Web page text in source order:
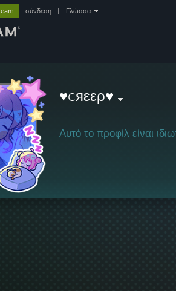
σύνδεση Γλώσσα
♥cяεερ♥
Αυτό το προφίλ είναι